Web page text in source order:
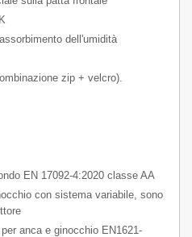
dell'umidità
zip + velcro).
EN 17092-4:2020 classe AA
con sistema variabile, sono
anca e ginocchio EN1621-